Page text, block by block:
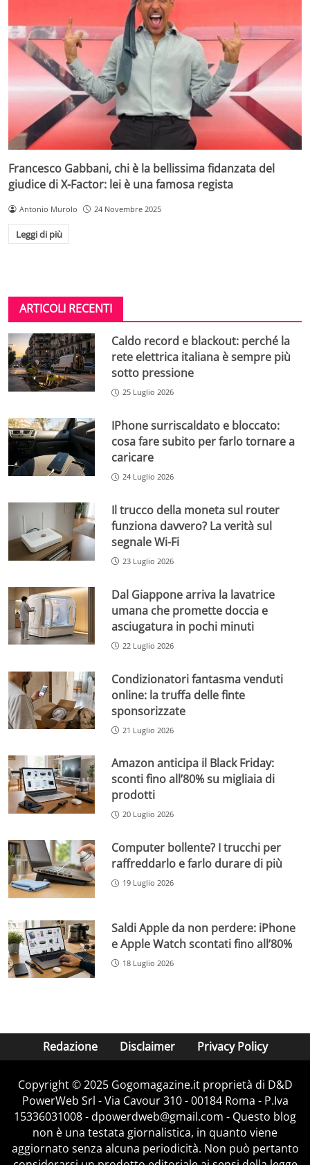
Francesco Gabbani, chi è la bellissima fidanzata del
giudice di X-Factor: lei è una famosa regista
Antonio Murolo 24 Novembre 2025
Leggi di più
ARTICOLI RECENTI
Caldo record e blackout: perché la
rete elettrica italiana è sempre più
sotto pressione
25 Luglio 2026
IPhone surriscaldato e bloccato:
cosa fare subito per farlo tornare a
caricare
24 Luglio 2026
Il trucco della moneta sul router
funziona davvero? La verità sul
segnale Wi-Fi
23 Luglio 2026
Dal Giappone arriva la lavatrice
umana che promette doccia e
asciugatura in pochi minuti
22 Luglio 2026
Condizionatori fantasma venduti
online: la truffa delle finte
sponsorizzate
21 Luglio 2026
Amazon anticipa il Black Friday:
sconti fino all’80% su migliaia di
prodotti
20 Luglio 2026
Computer bollente? I trucchi per
raffreddarlo e farlo durare di più
19 Luglio 2026
Saldi Apple da non perdere: iPhone
e Apple Watch scontati fino all’80%
18 Luglio 2026
Redazione Disclaimer Privacy Policy
Copyright © 2025 Gogomagazine.it proprietà di D&D
PowerWeb Srl - Via Cavour 310 - 00184 Roma - P.Iva
15336031008 - dpowerdweb@gmail.com - Questo blog
non è una testata giornalistica, in quanto viene
aggiornato senza alcuna periodicità. Non può pertanto